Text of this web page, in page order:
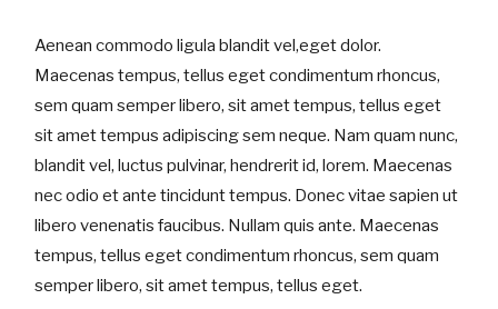
Aenean commodo ligula blandit vel,eget dolor.
Maecenas tempus, tellus eget condimentum rhoncus,
sem quam semper libero, sit amet tempus, tellus eget
sit amet tempus adipiscing sem neque. Nam quam nunc,
blandit vel, luctus pulvinar, hendrerit id, lorem. Maecenas
nec odio et ante tincidunt tempus. Donec vitae sapien ut
libero venenatis faucibus. Nullam quis ante. Maecenas
tempus, tellus eget condimentum rhoncus, sem quam
semper libero, sit amet tempus, tellus eget.